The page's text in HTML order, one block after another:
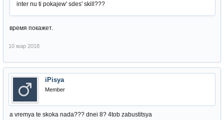
inter nu ti pokajew' sdes' skill???
время покажет.
10 мар 2018
iPisya
Member
a vremya te skoka nada??? dnei 8? 4tob zabustitsya